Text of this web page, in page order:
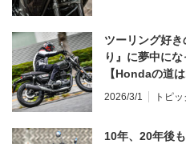
ツーリング好
り』に夢中に
【Hondaの道
ンプレ・レビュ
2026/3/1 トピッ
10年、20年後